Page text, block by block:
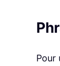
Pour